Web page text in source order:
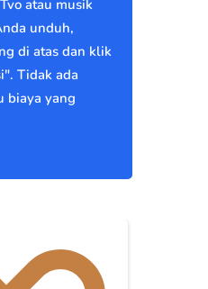
atau musik
unduh,
di atas dan klik
Tidak ada
biaya yang